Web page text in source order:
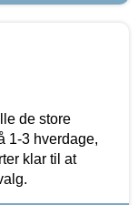
de store
1-3 hverdage,
klar til at